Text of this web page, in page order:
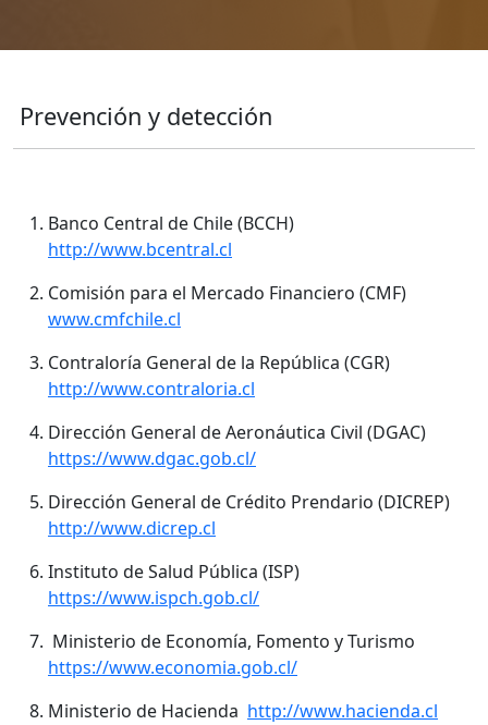
Prevención y detección
Banco Central de Chile (BCCH)
http://www.bcentral.cl
Comisión para el Mercado Financiero (CMF)
www.cmfchile.cl
Contraloría General de la República (CGR)
http://www.contraloria.cl
Dirección General de Aeronáutica Civil (DGAC)
https://www.dgac.gob.cl/
Dirección General de Crédito Prendario (DICREP)
http://www.dicrep.cl
Instituto de Salud Pública (ISP)
https://www.ispch.gob.cl/
Ministerio de Economía, Fomento y Turismo
https://www.economia.gob.cl/
Ministerio de Hacienda http://www.hacienda.cl